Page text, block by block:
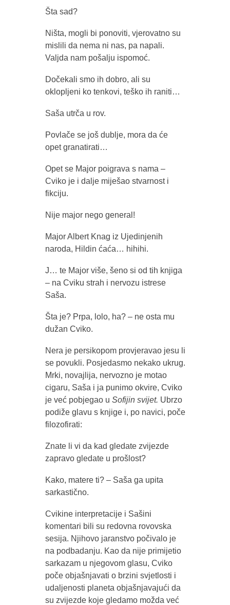
Šta sad?
Ništa, mogli bi ponoviti, vjerovatno su
mislili da nema ni nas, pa napali.
Valjda nam pošalju ispomoć.
Dočekali smo ih dobro, ali su
oklopljeni ko tenkovi, teško ih raniti…
Saša utrča u rov.
Povlače se još dublje, mora da će
opet granatirati…
Opet se Major poigrava s nama –
Cviko je i dalje miješao stvarnost i
fikciju.
Nije major nego general!
Major Albert Knag iz Ujedinjenih
naroda, Hildin ćaća… hihihi.
J… te Major više, šeno si od tih knjiga
– na Cviku strah i nervozu istrese
Saša.
Šta je? Prpa, lolo, ha? – ne osta mu
dužan Cviko.
Nera je persikopom provjeravao jesu li
se povukli. Posjedasmo nekako ukrug.
Mrki, novajlija, nervozno je motao
cigaru, Saša i ja punimo okvire, Cviko
je već pobjegao u Sofijin svijet. Ubrzo
podiže glavu s knjige i, po navici, poče
filozofirati:
Znate li vi da kad gledate zvijezde
zapravo gledate u prošlost?
Kako, matere ti? – Saša ga upita
sarkastično.
Cvikine interpretacije i Sašini
komentari bili su redovna rovovska
sesija. Njihovo jaranstvo počivalo je
na podbadanju. Kao da nije primijetio
sarkazam u njegovom glasu, Cviko
poče objašnjavati o brzini svjetlosti i
udaljenosti planeta objašnjavajući da
su zvijezde koje gledamo možda već